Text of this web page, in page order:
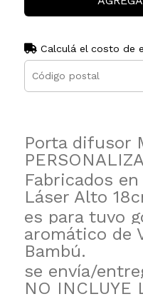
Calculá el costo de
Porta difusor
Fabricados
Láser Alto
es para tuvo
aromático de
Bambú.
se envía/
NO INCLUYE